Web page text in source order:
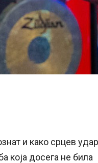
и како срцев
која досега не била